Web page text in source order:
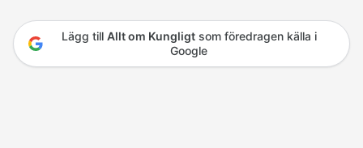
Lägg till Allt om Kungligtsom föredragen källa i
Google